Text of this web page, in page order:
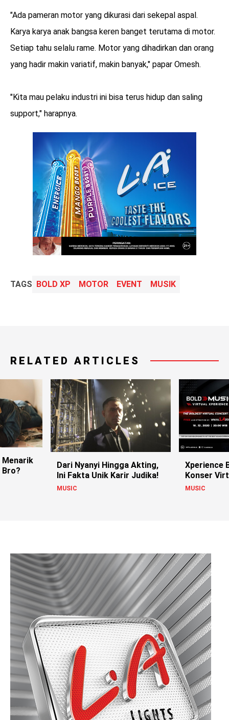
"Ada pameran motor yang dikurasi dari sekepal aspal.
Karya karya anak bangsa keren banget terutama di motor.
Setiap tahu selalu rame. Motor yang dihadirkan dan orang
yang hadir makin variatif, makin banyak," papar Omesh.
"Kita mau pelaku industri ini bisa terus hidup dan saling
support," harapnya.
TAGS BOLD XP MOTOR EVENT MUSIK
RELATED ARTICLES
Menarik
Bro?
Dari Nyanyi Hingga Akting,
Ini Fakta Unik Karir Judika!
MUSIC
Xperience
Konser
MUSIC